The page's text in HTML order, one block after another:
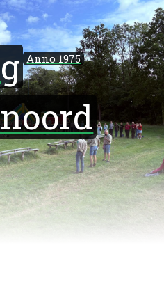
Anno 1975